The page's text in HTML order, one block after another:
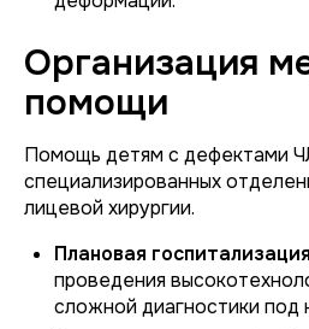
Организация
помощи
Помощь детям с дефектами
специализированных
лицевой хирургии.
Плановая
проведения
сложной диагностики под